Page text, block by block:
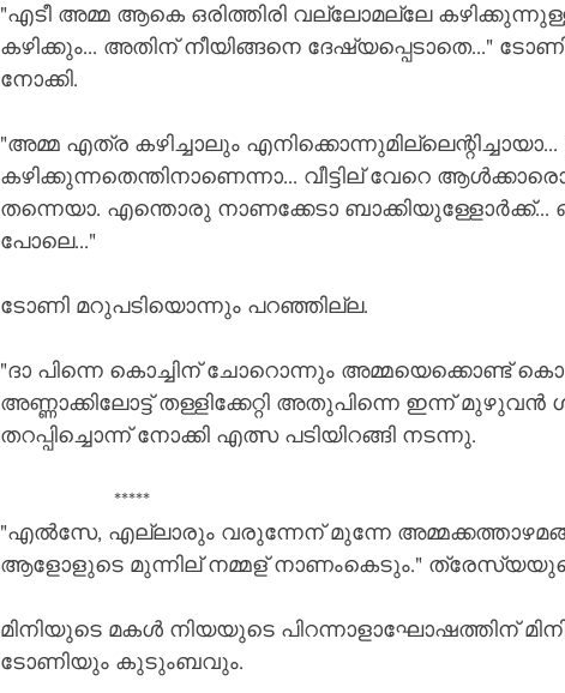
"എടീ അമ്മ ആകെ ഒരിത്തിരി വല്ലോമല്ലേ
കഴിക്കും... അതിന് നീയിങ്ങനെ ദേഷ്യപ്പെടാതെ..."
നോക്കി.
"അമ്മ എത്ര കഴിച്ചാലും
കഴിക്കുന്നതെന്തിനാണെന്നാ... വീട്ടില് വേറെ
തന്നെയാ. എന്തൊരു നാണക്കേടാ ബാക്കിയുള്ളോർക്ക്...
പോലെ..."
ടോണി മറുപടിയൊന്നും പറഞ്ഞില്ല.
"ദാ പിന്നെ കൊച്ചിന് ചോറൊന്നും അമ്മയെക്കൊണ്ട്
അണ്ണാക്കിലോട്ട് തള്ളിക്കേറ്റി അതുപിന്നെ ഇന്ന് മുഴുവൻ
തറപ്പിച്ചൊന്ന് നോക്കി എത്സ പടിയിറങ്ങി നടന്നു.
                   *****
"എൽസേ, എല്ലാരും വരുന്നേന് മുന്നേ
ആളോളുടെ മുന്നില് നമ്മള് നാണംകെടും."
മിനിയുടെ മകൾ നിയയുടെ പിറന്നാളാഘോഷത്തിന്
ടോണിയും കുടുംബവും.